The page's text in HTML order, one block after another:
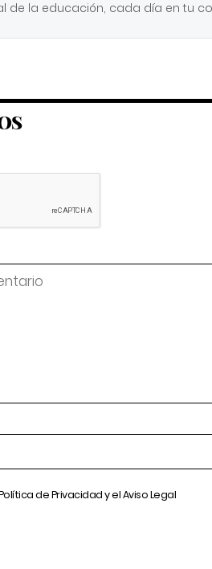
de la educación, cada día en tu
de Privacidady elAviso Legal